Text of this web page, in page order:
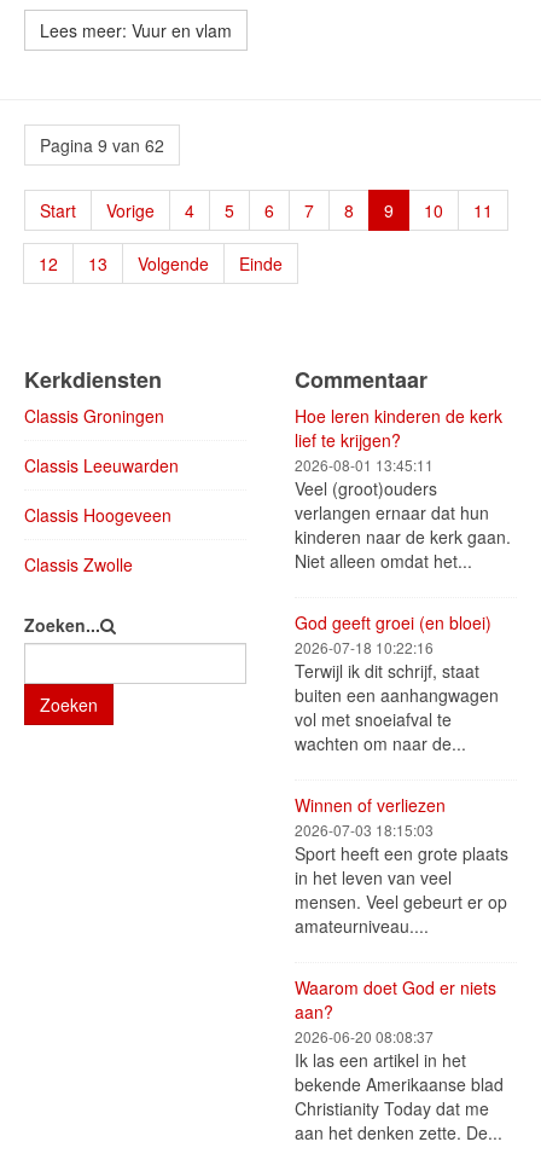
Lees meer: Vuur en vlam
Pagina 9 van 62
Start Vorige 4 5 6 7 8 9 10 11
12 13 Volgende Einde
Kerkdiensten
Classis Groningen
Classis Leeuwarden
Classis Hoogeveen
Classis Zwolle
Zoeken...
Zoeken
Commentaar
Hoe leren kinderen de kerk
lief te krijgen?
2026-08-01 13:45:11
Veel (groot)ouders
verlangen ernaar dat hun
kinderen naar de kerk gaan.
Niet alleen omdat het...
God geeft groei (en bloei)
2026-07-18 10:22:16
Terwijl ik dit schrijf, staat
buiten een aanhangwagen
vol met snoeiafval te
wachten om naar de...
Winnen of verliezen
2026-07-03 18:15:03
Sport heeft een grote plaats
in het leven van veel
mensen. Veel gebeurt er op
amateurniveau....
Waarom doet God er niets
aan?
2026-06-20 08:08:37
Ik las een artikel in het
bekende Amerikaanse blad
Christianity Today dat me
aan het denken zette. De...